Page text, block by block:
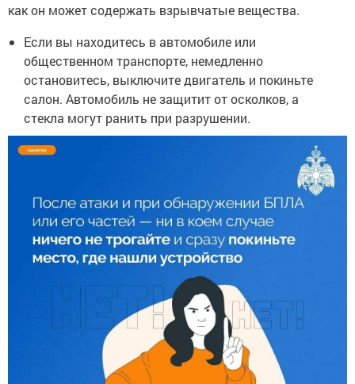
как он может содержать взрывчатые вещества.
Если вы находитесь в автомобиле или
общественном транспорте, немедленно
остановитесь, выключите двигатель и покиньте
салон. Автомобиль не защитит от осколков, а
стекла могут ранить при разрушении.